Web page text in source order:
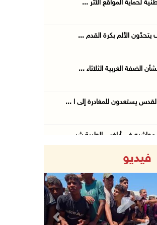
لحماية المواقع الأثر ...
يتحدّون الألم بكرة القدم ...
الضفة الغربية الثلاثاء ...
في أراضي الطيبة شر ...
بلدية بيت لحم ويؤكد النهوض ...
فيديو
Previous